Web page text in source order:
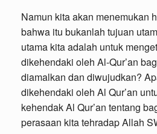
Namun kita akan menemukan
bahwa itu bukanlah tujuan
utama kita adalah untuk
dikehendaki oleh Al-Qur’an
diamalkan dan diwujudkan?
dikehendaki oleh Al Qur’an
kehendak Al Qur’an tentang
perasaan kita tehradap Allah